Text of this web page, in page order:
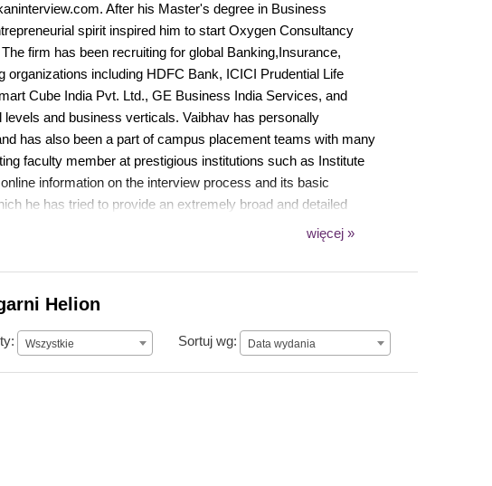
After his Master's degree in Business
spirit inspired him to start Oxygen Consultancy
firm has been recruiting for global Banking,Insurance,
including HDFC Bank, ICICI Prudential Life
Cube India Pvt. Ltd., GE Business India Services, and
and business verticals. Vaibhav has personally
has also been a part of campus placement teams with many
faculty member at prestigious institutions such as Institute
information on the interview process and its basic
he has tried to provide an extremely broad and detailed
interactive videos. He has also authored Job Winningwięcej »
Helion
Wszystkie Sortuj wg: Data wydania
Data wydania